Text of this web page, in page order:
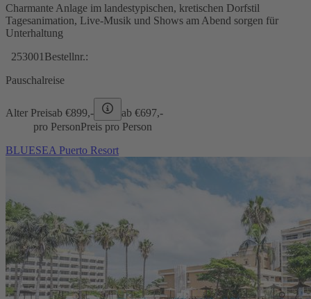
Charmante Anlage im landestypischen, kretischen Dorfstil
Tagesanimation, Live-Musik und Shows am Abend sorgen für
Unterhaltung
253001 Bestellnr.:
Pauschalreise
Alter Preisab €899,- ab €697,-
pro PersonPreis pro Person
BLUESEA Puerto Resort